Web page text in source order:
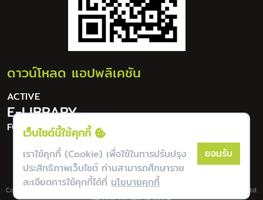
เว็บไซต์นี้ใช้คุกกี้
เราใช้คุกกี้ (Cookie) เพื่อใช้ในการปรับปรุง
ประสิทธิภาพเว็บไซต์ ท่านสามารถศึกษาราย
ละเอียดการใช้คุกกี้ได้ที่นโยบายคุกกี้
ยอมรับ
ดาวน์โหลด แอปพลิเคชัน
ACTIVE
E-LIBRARY
FOR DIGITAL LIFESTYLE
Copyright © Lannapoly All Rights Reserverd. | Powered by Bookdose Co., Ltd.